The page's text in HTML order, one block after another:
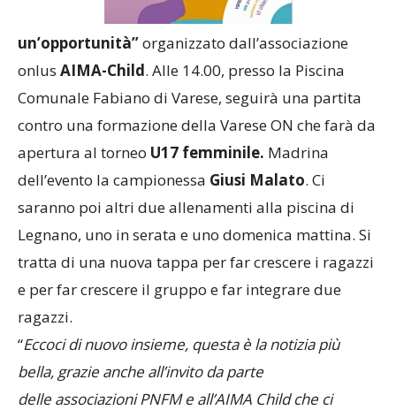
un’opportunità”organizzato dall’associazione
onlus AIMA-Child. Alle 14.00, presso la Piscina
Comunale Fabiano di Varese, seguirà una partita
contro una formazione della Varese ON che farà da
apertura al torneo U17 femminile. Madrina
dell’evento la campionessa Giusi Malato. Ci
saranno poi altri due allenamenti alla piscina di
Legnano, uno in serata e uno domenica mattina. Si
tratta di una nuova tappa per far crescere i ragazzi
e per far crescere il gruppo e far integrare due
ragazzi.
“Eccoci di nuovo insieme, questa è la notizia più
bella, grazie anche all’invito da parte
delle associazioni PNFM e all’AIMA Child che ci